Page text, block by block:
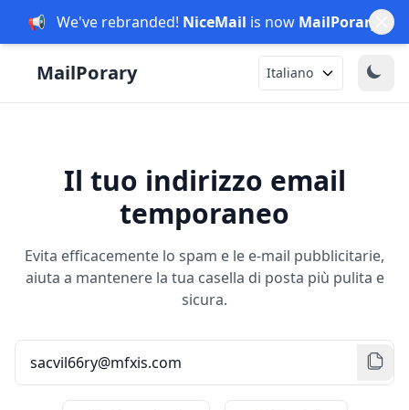
📢 We've rebranded! NiceMail is now MailPorary
Italiano
Il tuo indirizzo email
temporaneo
Evita efficacemente lo spam e le e-mail pubblicitarie,
aiuta a mantenere la tua casella di posta più pulita e
sicura.